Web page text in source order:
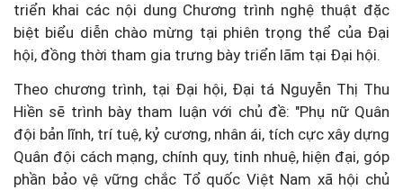
triển khai các nội dung Chương trình nghệ thuật đặc
biệt biểu diễn chào mừng tại phiên trọng thể của Đại
hội, đồng thời tham gia trưng bày triển lãm tại Đại hội.
Theo chương trình, tại Đại hội, Đại tá Nguyễn Thị Thu
Hiền sẽ trình bày tham luận với chủ đề: "Phụ nữ Quân
đội bản lĩnh, trí tuệ, kỷ cương, nhân ái, tích cực xây dựng
Quân đội cách mạng, chính quy, tinh nhuệ, hiện đại, góp
phần bảo vệ vững chắc Tổ quốc Việt Nam xã hội chủ